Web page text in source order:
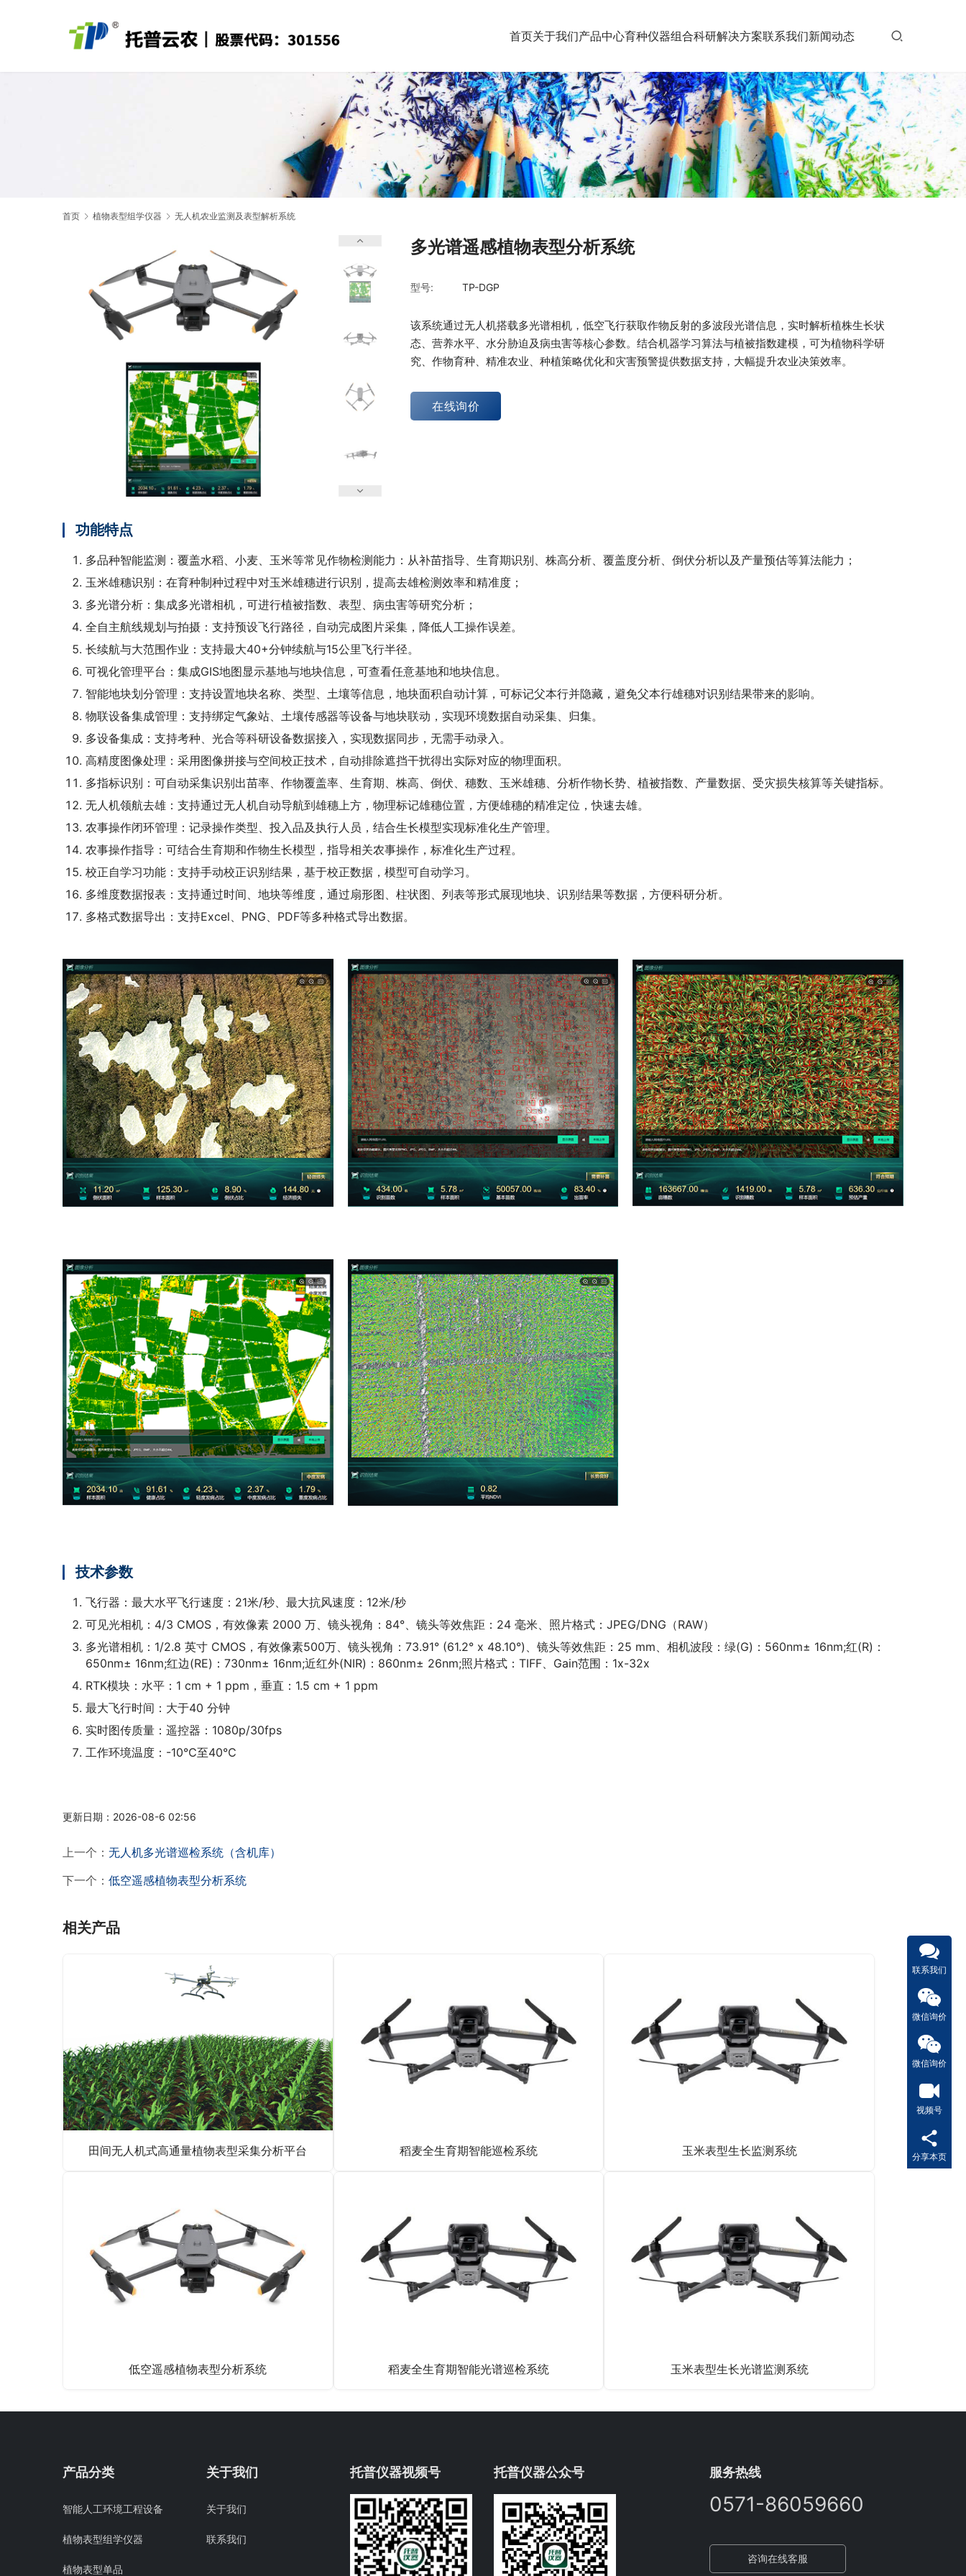
首页关于我们产品中心育种仪器组合科研解决方案联系我们新闻动态
首页 植物表型组学仪器 无人机农业监测及表型解析系统
多光谱遥感植物表型分析系统
型号: TP-DGP
该系统通过无人机搭载多光谱相机，低空飞行获取作物反射的多波段光谱信息，实时解析植株生长状
态、营养水平、水分胁迫及病虫害等核心参数‌。结合机器学习算法与植被指数建模，可为植物科学研
究、作物育种、精准农业、种植策略优化和灾害预警提供数据支持，大幅提升农业决策效率。
在线询价
功能特点
多品种智能监测：覆盖水稻、小麦、玉米等常见作物检测能力：从补苗指导、生育期识别、株高分析、覆盖度分析、倒伏分析以及产量预估等算法能力；
玉米雄穗识别：在育种制种过程中对玉米雄穗进行识别，提高去雄检测效率和精准度；
多光谱分析：集成多光谱相机，可进行植被指数、表型、病虫害等研究分析；
‌全自主航线规划与拍摄‌：支持预设飞行路径，自动完成图片采集，降低人工操作误差‌。
‌长续航与大范围作业‌：支持最大40+分钟续航与15公里飞行半径‌。
‌可视化管理平台‌：集成GIS地图显示基地与地块信息，可查看任意基地和地块信息‌。
‌智能地块划分管理‌：支持设置地块名称、类型、土壤等信息，地块面积自动计算，可标记父本行并隐藏，避免父本行雄穗对识别结果带来的影响。
‌物联设备集成管理：‌支持绑定气象站、土壤传感器等设备与地块联动，实现环境数据自动采集、归集。
多设备集成：支持考种、光合等科研设备数据接入，实现数据同步，无需手动录入。‌
‌高精度图像处理：采用图像拼接与空间校正技术，自动排除遮挡干扰得出实际对应的物理面积。
多指标识别：可自动采集识别出苗率、作物覆盖率、生育期、株高、倒伏、穗数、玉米雄穗、分析作物长势、植被指数、产量数据、受灾损失核算等关键指标。
无人机领航去雄：支持通过无人机自动导航到雄穗上方，物理标记雄穗位置，方便雄穗的精准定位，快速去雄。
‌农事操作闭环管理‌：记录操作类型、投入品及执行人员，结合生长模型实现标准化生产管理‌。
农事操作指导：可结合生育期和作物生长模型，指导相关农事操作，标准化生产过程。
校正自学习功能：支持手动校正识别结果，基于校正数据，模型可自动学习。
多维度数据报表：支持通过时间、地块等维度，通过扇形图、柱状图、列表等形式展现地块、识别结果等数据，方便科研分析。
多格式数据导出：支持Excel、PNG、PDF等多种格式导出数据。
技术参数
飞行器：最大水平飞行速度：21米/秒、最大抗风速度：12米/秒
可见光相机：4/3 CMOS，有效像素 2000 万、镜头视角：84°、镜头等效焦距：24 毫米、照片格式：JPEG/DNG（RAW）
多光谱相机：1/2.8 英寸 CMOS，有效像素500万、镜头视角：73.91° (61.2° x 48.10°)、镜头等效焦距：25 mm、相机波段：绿(G)：560nm± 16nm;红(R)：
650nm± 16nm;红边(RE)：730nm± 16nm;近红外(NIR)：860nm± 26nm;照片格式：TIFF、Gain范围：1x-32x
RTK模块：水平：1 cm + 1 ppm，垂直：1.5 cm + 1 ppm
最大飞行时间：大于40 分钟
实时图传质量：遥控器：1080p/30fps
工作环境温度：-10℃至40℃
更新日期：2026-08-6 02:56
上一个： 无人机多光谱巡检系统（含机库）
下一个： 低空遥感植物表型分析系统
相关产品
田间无人机式高通量植物表型采集分析平台 稻麦全生育期智能巡检系统 玉米表型生长监测系统
低空遥感植物表型分析系统 稻麦全生育期智能光谱巡检系统 玉米表型生长光谱监测系统
产品分类
智能人工环境工程设备
植物表型组学仪器
植物表型单品
关于我们
关于我们
联系我们
托普仪器视频号 托普仪器公众号 服务热线
0571-86059660
咨询在线客服
联系我们
微信询价
微信询价
视频号
分享本页